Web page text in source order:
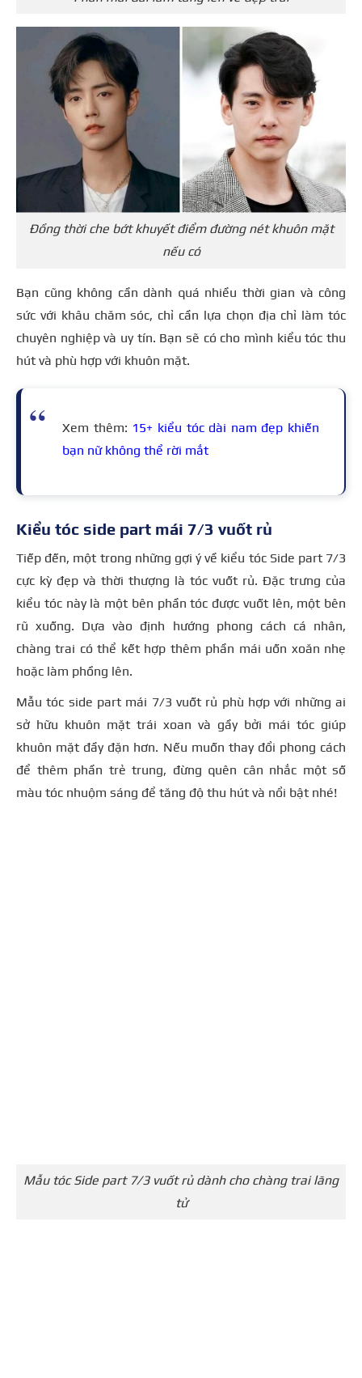
Đồng thời che bớt khuyết điểm đường nét khuôn mặt
nếu có
Bạn cũng không cần dành quá nhiều thời gian và công
sức với khâu chăm sóc, chỉ cần lựa chọn địa chỉ làm tóc
chuyên nghiệp và uy tín. Bạn sẽ có cho mình kiểu tóc thu
hút và phù hợp với khuôn mặt.
Xem thêm: 15+ kiểu tóc dài nam đẹp khiến
bạn nữ không thể rời mắt
Kiểu tóc side part mái 7/3 vuốt rủ
Tiếp đến, một trong những gợi ý về kiểu tóc Side part 7/3
cực kỳ đẹp và thời thượng là tóc vuốt rủ. Đặc trưng của
kiểu tóc này là một bên phần tóc được vuốt lên, một bên
rũ xuống. Dựa vào định hướng phong cách cá nhân,
chàng trai có thể kết hợp thêm phần mái uốn xoăn nhẹ
hoặc làm phồng lên.
Mẫu tóc side part mái 7/3 vuốt rủ phù hợp với những ai
sở hữu khuôn mặt trái xoan và gầy bởi mái tóc giúp
khuôn mặt đầy đặn hơn. Nếu muốn thay đổi phong cách
để thêm phần trẻ trung, đừng quên cân nhắc một số
màu tóc nhuộm sáng để tăng độ thu hút và nổi bật nhé!
Mẫu tóc Side part 7/3 vuốt rủ dành cho chàng trai lãng
tử